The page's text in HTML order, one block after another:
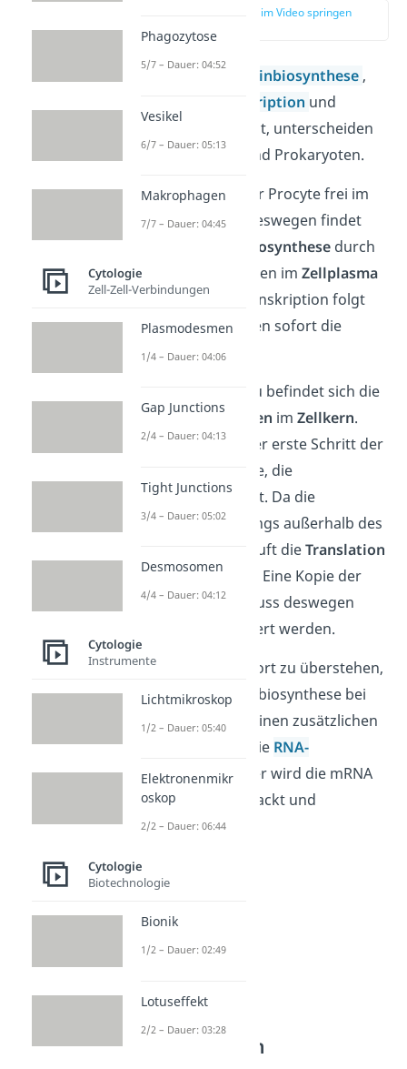
zur Stelle im Video springen
Auch bei derProteinbiosynthese ,
Transkription und
Translation
besteht, unterscheiden
sich Eukaryoten und Prokaryoten.
Die DNA liegt in der Procyte frei im
Cytoplasma vor. Deswegen findet
Proteinbiosynthese durch
die freien Ribosomen imZellplasma
statt. Nach der Transkription folgt
bei den Prokaryoten sofort die
Translation.
Im Gegensatz dazu befindet sich die
DNA derEukaryoten imZellkern.
Hier findet auch der erste Schritt der
Proteinbiosynthese, die
Transkription, statt. Da die
Ribosomen allerdings außerhalb des
Zellkerns liegen, läuft dieTranslation
imCytoplasma
ab. Eine Kopie der
DNA, die mRNA, muss deswegen
dorthin transportiert werden.
Um diesen Transport zu überstehen,
enthält die Proteinbiosynthese bei
Eukaryoten noch einen zusätzlichen
Zwischenschritt: Die RNA-
Prozessierung. Hier wird die mRNA
bearbeitet, eingepackt und
verbessert.
Genregulation
Phagozytose
5/7 – Dauer: 04:52
Vesikel
6/7 – Dauer: 05:13
Makrophagen
7/7 – Dauer: 04:45
Cytologie
Zell-Zell-Verbindungen
Plasmodesmen
1/4 – Dauer: 04:06
Gap Junctions
2/4 – Dauer: 04:13
Tight Junctions
3/4 – Dauer: 05:02
Desmosomen
4/4 – Dauer: 04:12
Cytologie
Instrumente
Lichtmikroskop
1/2 – Dauer: 05:40
Elektronenmikr
oskop
2/2 – Dauer: 06:44
Cytologie
Biotechnologie
Bionik
1/2 – Dauer: 02:49
Lotuseffekt
2/2 – Dauer: 03:28